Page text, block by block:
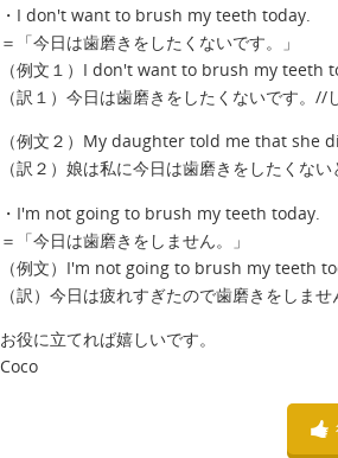
・I don't want to brush my teeth today.
＝「今日は歯磨きをしたくないです。」
（例文１）I don't want to brush my
（訳１）今日は歯磨きをしたくないです。//
（例文２）My daughter told me that
（訳２）娘は私に今日は歯磨きをしたくない
・I'm not going to brush my teeth today.
＝「今日は歯磨きをしません。」
（例文）I'm not going to brush my teeth
（訳）今日は疲れすぎたので歯磨きをしませ
お役に立てれば嬉しいです。
Coco